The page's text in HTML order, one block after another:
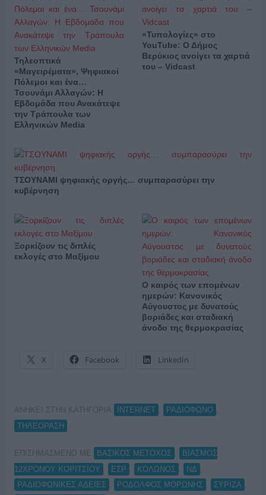
Τηλεοπτικά
«Μαγειρέματα», Ψηφιακοί
Πόλεμοι και ένα…
Τσουνάμι Αλλαγών: Η
Εβδομάδα που Ανακάτεψε
την Τράπουλα των
Ελληνικών Media
«Τυπολογίες» στο
YouTube: Ο Δήμος
Βερύκιος ανοίγει τα χαρτιά
του – Vidcast
ΤΣΟΥΝΑΜΙ ψηφιακής οργής… συμπαρασύρει την
κυβέρνηση
Ξορκίζουν τις διπλές
εκλογές στο Μαξίμου
Ο καιρός των επομένων
ημερών: Κανονικός
Αύγουστος με δυνατούς
βοριάδες και σταδιακή
άνοδο της θερμοκρασίας
X Facebook LinkedIn
ΑΝΗΚΕΙ ΣΤΗΝ ΚΑΤΗΓΟΡΙΑ: INTERNET ΡΑΔΙΟΦΩΝΟ
ΤΗΛΕΟΡΑΣΗ
ΕΠΙΣΗΜΑΣΜΕΝΟ ΜΕ: ΒΑΣΙΚΟΣ ΜΕΤΟΧΟΣ
ΒΙΑΣΜΟΣ
12ΧΡΟΝΟΥ ΚΟΡΙΤΣΙΟΥ
ΕΣΡ ΚΟΛΩΝΟΣ ΝΔ
ΡΑΔΙΟΦΩΝΙΚΕΣ ΑΔΕΙΕΣ
ΡΟΔΟΛΦΟΣ ΜΟΡΩΝΗΣ ΣΥΡΙΖΑ